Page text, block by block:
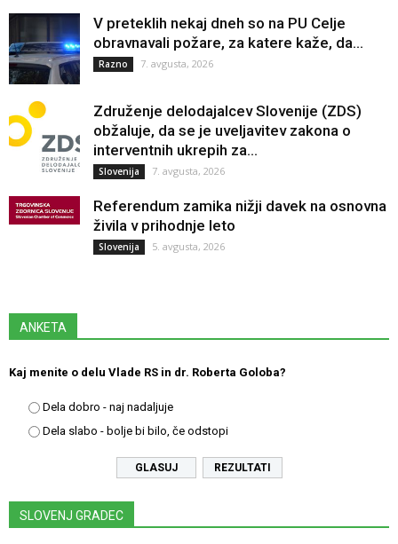
V preteklih nekaj dneh so na PU Celje
obravnavali požare, za katere kaže, da...
Razno 7. avgusta, 2026
Združenje delodajalcev Slovenije (ZDS)
obžaluje, da se je uveljavitev zakona o
interventnih ukrepih za...
Slovenija 7. avgusta, 2026
Referendum zamika nižji davek na osnovna
živila v prihodnje leto
Slovenija 5. avgusta, 2026
ANKETA
Kaj menite o delu Vlade RS in dr. Roberta Goloba?
Dela dobro - naj nadaljuje
Dela slabo - bolje bi bilo, če odstopi
REZULTATI
SLOVENJ GRADEC